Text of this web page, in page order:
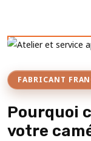
FABRICANT
Pourquoi
votre